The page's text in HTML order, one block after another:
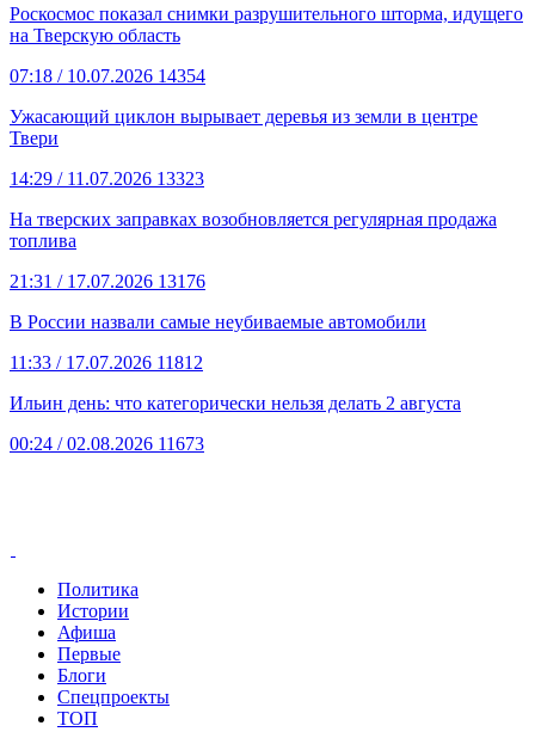
Роскосмос показал снимки разрушительного шторма, идущего
на Тверскую область
07:18 / 10.07.2026 14354
Ужасающий циклон вырывает деревья из земли в центре
Твери
14:29 / 11.07.2026 13323
На тверских заправках возобновляется регулярная продажа
топлива
21:31 / 17.07.2026 13176
В России назвали самые неубиваемые автомобили
11:33 / 17.07.2026 11812
Ильин день: что категорически нельзя делать 2 августа
00:24 / 02.08.2026 11673
Политика
Истории
Афиша
Первые
Блоги
Спецпроекты
ТОП